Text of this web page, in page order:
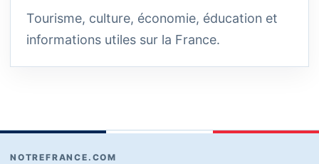
Tourisme, culture, économie, éducation et
informations utiles sur la France.
NOTREFRANCE.COM